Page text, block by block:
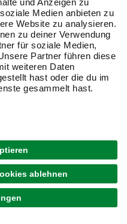
Innen- und
Außenbereich,
Fassaden
Küchen, Bäder,
Außenbereiche
Winkelprofile und
Lösung für Deine
bei hagebau